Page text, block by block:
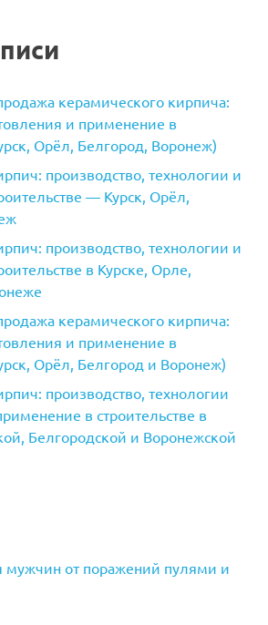
керамического кирпича:
и применение в
Орёл, Белгород, Воронеж)
производство, технологии и
— Курск, Орёл,
производство, технологии и
в Курске, Орле,
керамического кирпича:
и применение в
Орёл, Белгород и Воронеж)
производство, технологии
в строительстве в
Белгородской и Воронежской
мужчин от поражений пулями и